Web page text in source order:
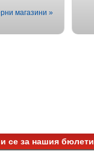
магазини »
се за нашия